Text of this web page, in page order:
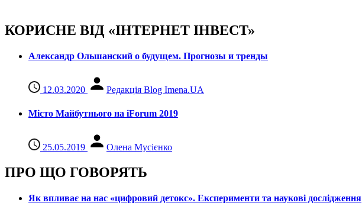
КОРИСНЕ ВІД «ІНТЕРНЕТ ІНВЕСТ»
Александр Ольшанский о будущем. Прогнозы и тренды
12.03.2020 Редакція Blog Imena.UA
Місто Майбутнього на iForum 2019
25.05.2019 Олена Мусієнко
ПРО ЩО ГОВОРЯТЬ
Як впливає на нас «цифровий детокс». Експерименти та наукові дослідження